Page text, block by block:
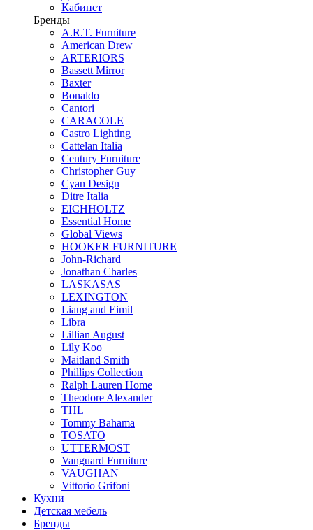
Кабинет
Бренды
A.R.T. Furniture
American Drew
ARTERIORS
Bassett Mirror
Baxter
Bonaldo
Cantori
CARACOLE
Castro Lighting
Cattelan Italia
Century Furniture
Christopher Guy
Cyan Design
Ditre Italia
EICHHOLTZ
Essential Home
Global Views
HOOKER FURNITURE
John-Richard
Jonathan Charles
LASKASAS
LEXINGTON
Liang and Eimil
Libra
Lillian August
Lily Koo
Maitland Smith
Phillips Collection
Ralph Lauren Home
Theodore Alexander
THL
Tommy Bahama
TOSATO
UTTERMOST
Vanguard Furniture
VAUGHAN
Vittorio Grifoni
Кухни
Детская мебель
Бренды